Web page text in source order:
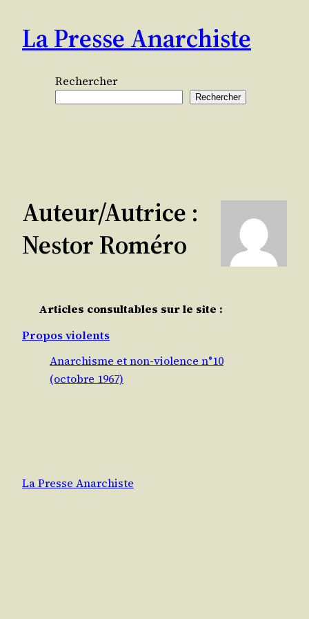
contenu
La Presse Anarchiste
Rechercher
Rechercher
Auteur/autrice :
Nestor Roméro
Articles consultables sur le site :
Propos violents
Anarchisme et non-violence n°10
(octobre 1967)
La Presse Anarchiste